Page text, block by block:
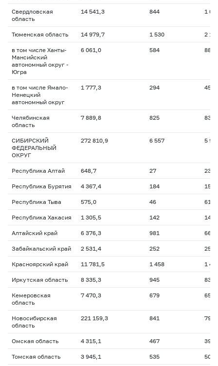
Свердловская
область
14 541,3 844 1
Тюменская область 14 979,7 1 530 2
в том числе Ханты-
Мансийский
автономный округ -
Югра
6 061,0 584
в том числе Ямало-
Ненецкий
автономный округ
1 777,3 294
Челябинская
область
7 889,8 825
СИБИРСКИЙ
ФЕДЕРАЛЬНЫЙ
ОКРУГ
272 810,9 6 557 5
Республика Алтай 648,7 27 23,3
Республика Бурятия 4 367,4 184
Республика Тыва 575,0 46 61,5
Республика Хакасия 1 305,5 142
Алтайский край 6 376,3 981
Забайкальский край 2 531,4 252
Красноярский край 11 781,5 1 458 1
Иркутская область 8 335,3 945
Кемеровская
область
7 470,3 679
Новосибирская
область
221 159,3 841
Омская область 4 315,1 467
Томская область 3 945,1 535